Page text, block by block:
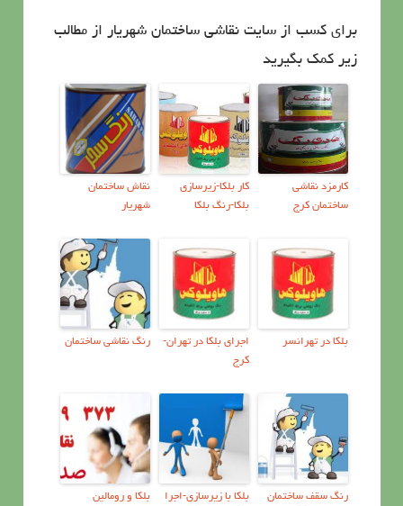
برای کسب از سایت نقاشی ساختمان شهریار از مطالب
زیر کمک بگیرید
کارمزد نقاشی
ساختمان کرج
کار بلکا-زیرسازی
بلکا-رنگ بلکا
نقاش ساختمان
شهریار
بلکا در تهرانسر
اجرای بلکا در تهران-
کرج
رنگ نقاشی ساختمان
رنگ سقف ساختمان
بلکا با زیرسازی-اجرا
بلکا و رومالین